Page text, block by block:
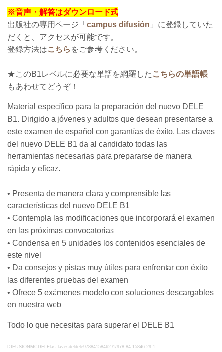
※音声・解答はダウンロード式
出版社の専用ページ「 campus difusión 」に登録していた
だくと、アクセスが可能です。
登録方法はこちら をご参考ください。
★このB1レベルに必要な単語を網羅した こちらの単語帳
もあわせてどうぞ！
Material específico para la preparación del nuevo DELE
B1. Dirigido a jóvenes y adultos que desean presentarse a
este examen de español con garantías de éxito. Las claves
del nuevo DELE B1 da al candidato todas las
herramientas necesarias para prepararse de manera
rápida y eficaz.
• Presenta de manera clara y comprensible las
características del nuevo DELE B1
• Contempla las modificaciones que incorporará el examen
en las próximas convocatorias
• Condensa en 5 unidades los contenidos esenciales de
este nivel
• Da consejos y pistas muy útiles para enfrentar con éxito
las diferentes pruebas del examen
• Ofrece 5 exámenes modelo con soluciones descargables
en nuestra web
Todo lo que necesitas para superar el DELE B1
DIFUSIONMCDELElasclavesdeldele9788415846291/978-84-15846-29-1